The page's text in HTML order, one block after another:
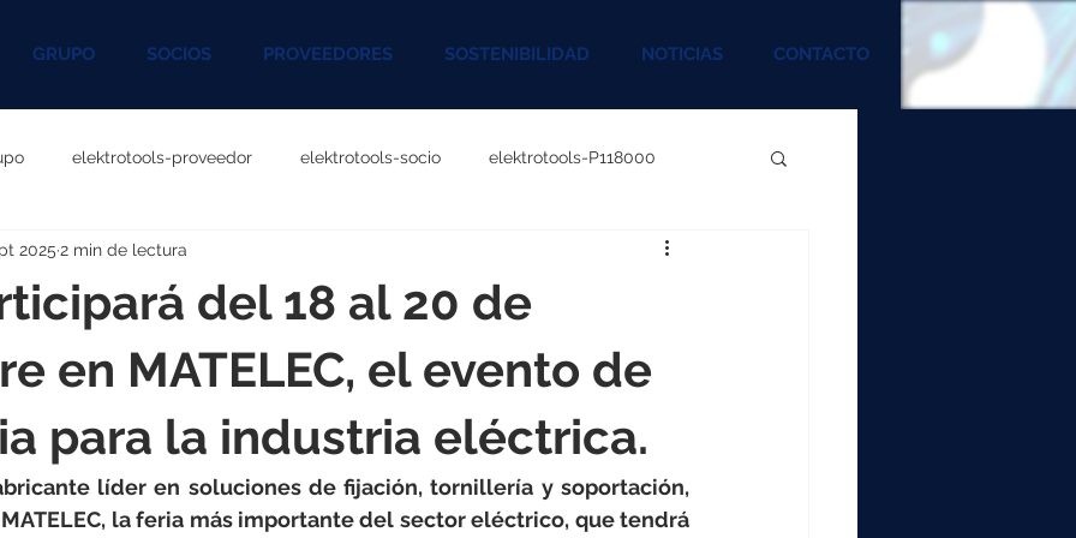
GRUPO SOCIOS PROVEEDORES SOSTENIBILIDAD NOTICIAS CONTACTO
elektrotools-proveedor elektrotools-socio elektrotools-P118000
P060000 elektrotools-P027000
P096000 elektrotools-P041000 elektrotools-P083000
P046000 elektrotools-P121000 elektrotools-P118000
del 18 al 20 de
en MATELEC, el evento de
para la industria eléctrica.
2025 2 min de lectura
líder en soluciones de fijación, tornillería y soportación,
la feria más importante del sector eléctrico, que tendrá